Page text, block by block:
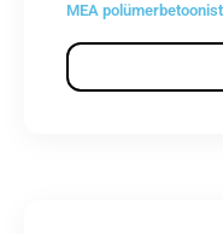
MEA